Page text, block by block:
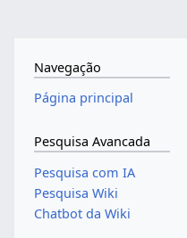
Navegação
Página principal
Pesquisa Avancada
Pesquisa com IA
Pesquisa Wiki
Chatbot da Wiki